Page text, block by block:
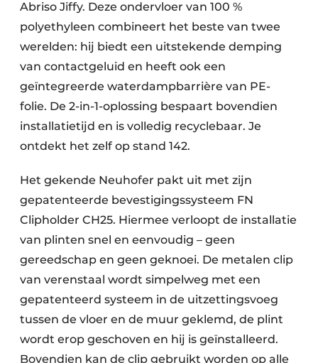
Abriso Jiffy. Deze ondervloer van 100 %
polyethyleen combineert het beste van twee
werelden: hij biedt een uitstekende demping
van contactgeluid en heeft ook een
geïntegreerde waterdampbarrière van PE-
folie. De 2-in-1-oplossing bespaart bovendien
installatietijd en is volledig recyclebaar. Je
ontdekt het zelf op stand 142.
Het gekende Neuhofer pakt uit met zijn
gepatenteerde bevestigingssysteem FN
Clipholder CH25. Hiermee verloopt de installatie
van plinten snel en eenvoudig – geen
gereedschap en geen geknoei. De metalen clip
van verenstaal wordt simpelweg met een
gepatenteerd systeem in de uitzettingsvoeg
tussen de vloer en de muur geklemd, de plint
wordt erop geschoven en hij is geïnstalleerd.
Bovendien kan de clip gebruikt worden op alle